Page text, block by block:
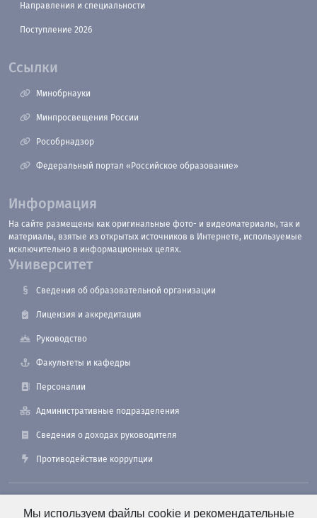
Направления и специальности
Поступление 2026
Ссылки
Минобрнауки
Минпросвещения России
Рособрнадзор
Федеральный портал «Российское образование»
Информация
На сайте размещены как оригинальные фото- и видеоматериалы, так и
материалы, взятые из открытых источников в Интернете, используемые
исключительно в информационных целях.
Университет
Сведения об образовательной организации
Лицензия и аккредитация
Руководство
Факультеты и кафедры
Персоналии
Административные подразделения
Сведения о доходах руководителя
Противодействие коррупции
190121, Санкт-Петербург, ул. Лоцманская, 3
Мы используем файлы cookie и рекомендательные